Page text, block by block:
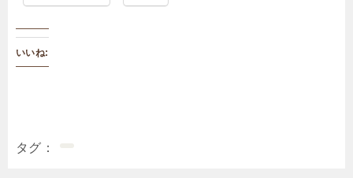
いいね:
タグ